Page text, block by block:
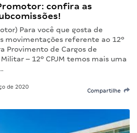
confira as
Para você que gosta de
movimentações referente ao 12º
Provimento de Cargos de
– 12º CPJM temos mais uma
de 2020
Compartilhe